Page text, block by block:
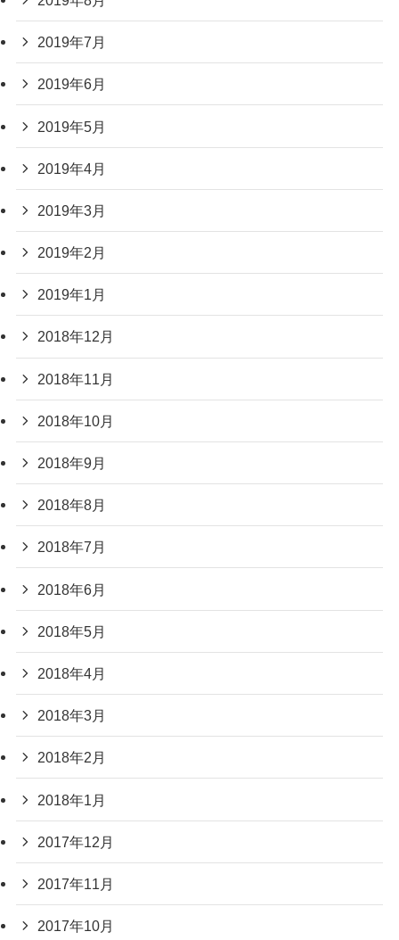
2019年7月
2019年6月
2019年5月
2019年4月
2019年3月
2019年2月
2019年1月
2018年12月
2018年11月
2018年10月
2018年9月
2018年8月
2018年7月
2018年6月
2018年5月
2018年4月
2018年3月
2018年2月
2018年1月
2017年12月
2017年11月
2017年10月